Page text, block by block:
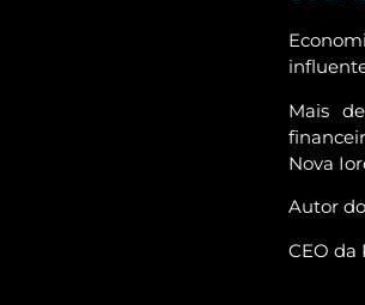
Mais
Nova
Autor
CEO da